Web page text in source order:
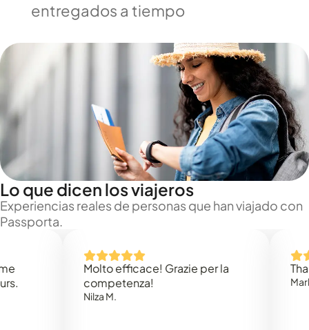
entregados a tiempo
Lo que dicen los viajeros
Experiencias reales de personas que han viajado con
Passporta.
Molto efficace! Grazie per la
competenza!
Thank
Mark N.